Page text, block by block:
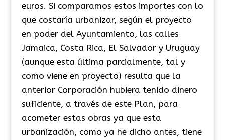
euros. Si comparamos estos importes con lo
que costaría urbanizar, según el proyecto
en poder del Ayuntamiento, las calles
Jamaica, Costa Rica, El Salvador y Uruguay
(aunque esta última parcialmente, tal y
como viene en proyecto) resulta que la
anterior Corporación hubiera tenido dinero
suficiente, a través de este Plan, para
acometer estas obras ya que esta
urbanización, como ya he dicho antes, tiene